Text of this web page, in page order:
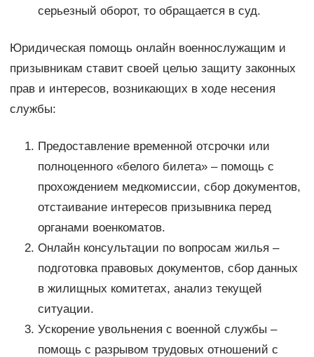
серьезный оборот, то обращается в суд.
Юридическая помощь онлайн военнослужащим и
призывникам ставит своей целью защиту законных
прав и интересов, возникающих в ходе несения
службы:
Предоставление временной отсрочки или
полноценного «белого билета» – помощь с
прохождением медкомиссии, сбор документов,
отстаивание интересов призывника перед
органами военкоматов.
Онлайн консультации по вопросам жилья –
подготовка правовых документов, сбор данных
в жилищных комитетах, анализ текущей
ситуации.
Ускорение увольнения с военной службы –
помощь с разрывом трудовых отношений с